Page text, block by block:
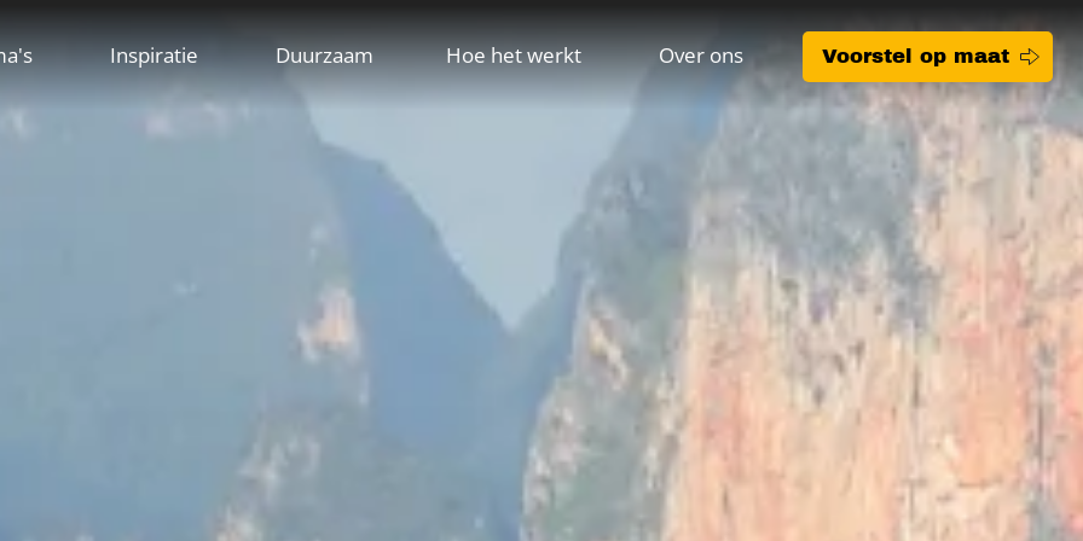
Inspiratie Duurzaam Hoe het werkt Over ons Voorstel op maat